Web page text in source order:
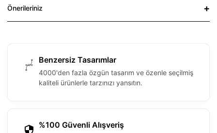
Önerileriniz
Benzersiz Tasarımlar
4000'den fazla özgün tasarım ve özenle seçilmiş
kaliteli ürünlerle tarzınızı yansıtın.
%100 Güvenli Alışveriş